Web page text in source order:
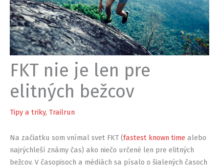
FKT nie je len pre
elitných bežcov
Tipy a triky, Trailrun
Na začiatku som vnímal svet FKT (fastest known time alebo
najrýchleší známy čas) ako niečo určené len pre elitných
bežcov. V časopisoch a médiách sa písalo o šialených časoch